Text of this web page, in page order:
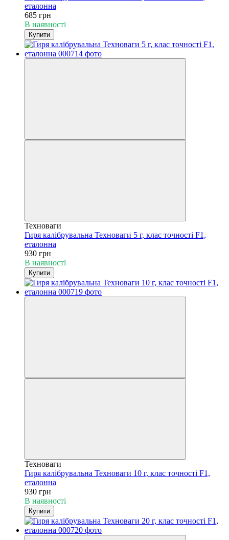
еталонна
685 грн
В наявності
Купити
Техноваги
Гиря калібрувальна Техноваги 5 г, клас точності F1,
еталонна
930 грн
В наявності
Купити
Техноваги
Гиря калібрувальна Техноваги 10 г, клас точності F1,
еталонна
930 грн
В наявності
Купити